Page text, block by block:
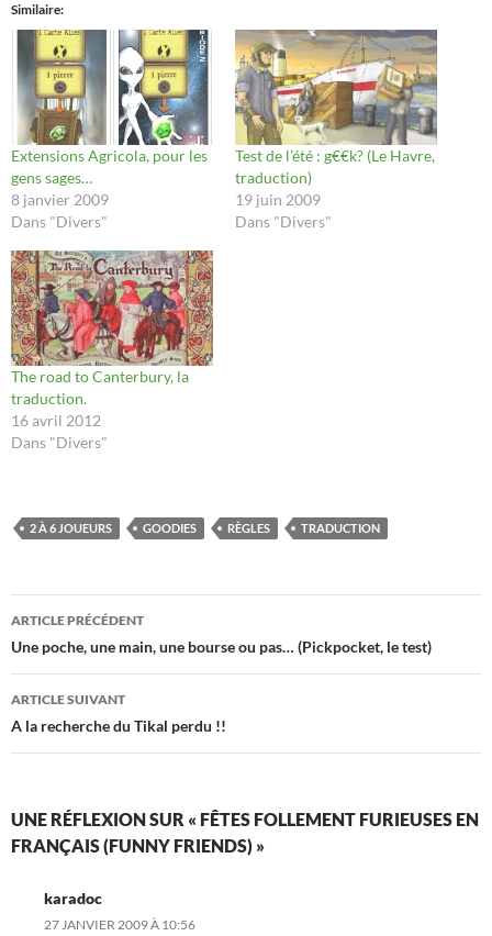
Similaire
Extensions Agricola, pour les
gens sages…
8 janvier 2009
Dans "Divers"
Test de l’été : g€€k? (Le Havre,
traduction)
19 juin 2009
Dans "Divers"
The road to Canterbury, la
traduction.
16 avril 2012
Dans "Divers"
2 À 6 JOUEURS GOODIES RÈGLES TRADUCTION
Navigation
des
articles
ARTICLE PRÉCÉDENT
Une poche, une main, une bourse ou pas… (Pickpocket, le test)
ARTICLE SUIVANT
A la recherche du Tikal perdu !!
UNE RÉFLEXION SUR « FÊTES FOLLEMENT FURIEUSES EN
FRANÇAIS (FUNNY FRIENDS) »
karadoc
27 JANVIER 2009 À 10:56